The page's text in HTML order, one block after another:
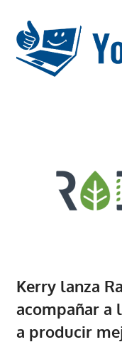
contenido
Kerry lanza
acompañar a
a producir